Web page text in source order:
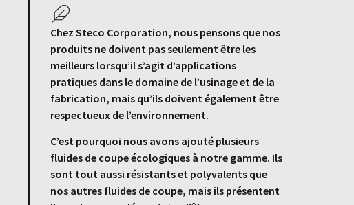
Chez Steco Corporation, nous pensons que nos
produits ne doivent pas seulement être les
meilleurs lorsqu’il s’agit d’applications
pratiques dans le domaine de l’usinage et de la
fabrication, mais qu’ils doivent également être
respectueux de l’environnement.
C’est pourquoi nous avons ajouté plusieurs
fluides de coupe écologiques à notre gamme. Ils
sont tout aussi résistants et polyvalents que
nos autres fluides de coupe, mais ils présentent